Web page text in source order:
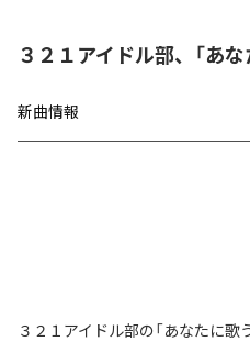
３２１アイドル部、「あ
新曲情報
３２１アイドル部の「あなたに歌